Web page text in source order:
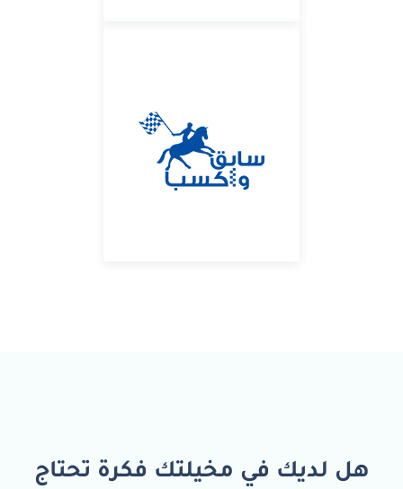
هل لديك في مخيلتك فكرة تحتاج